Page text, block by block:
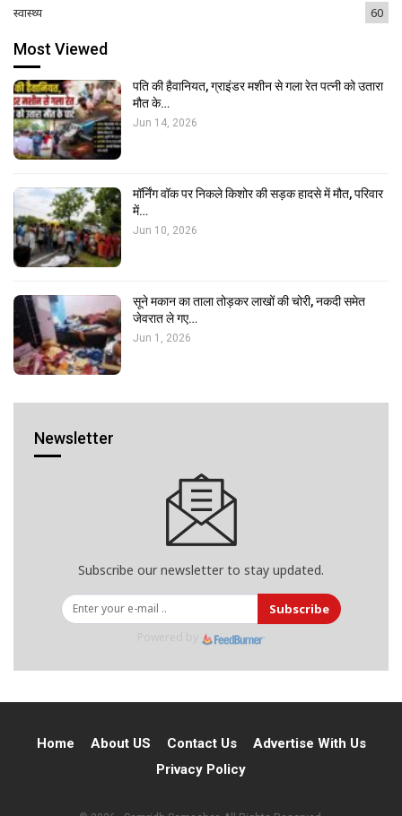
स्वास्थ्य 60
Most Viewed
पति की हैवानियत, ग्राइंडर मशीन से गला रेत पत्नी को उतारा
मौत के…
Jun 14, 2026
मॉर्निंग वॉक पर निकले किशोर की सड़क हादसे में मौत, परिवार
में…
Jun 10, 2026
सूने मकान का ताला तोड़कर लाखों की चोरी, नकदी समेत
जेवरात ले गए…
Jun 1, 2026
Newsletter
Subscribe our newsletter to stay updated.
Subscribe
Home About US Contact Us
Advertise With Us
Privacy Policy